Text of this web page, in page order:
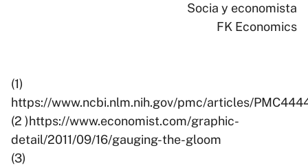
Socia y economista
FK Economics
(1)
https://www.ncbi.nlm.nih.gov/pmc/articles/
(2 )https://www.economist.com/graphic-
detail/2011/09/16/gauging-the-gloom
(3)